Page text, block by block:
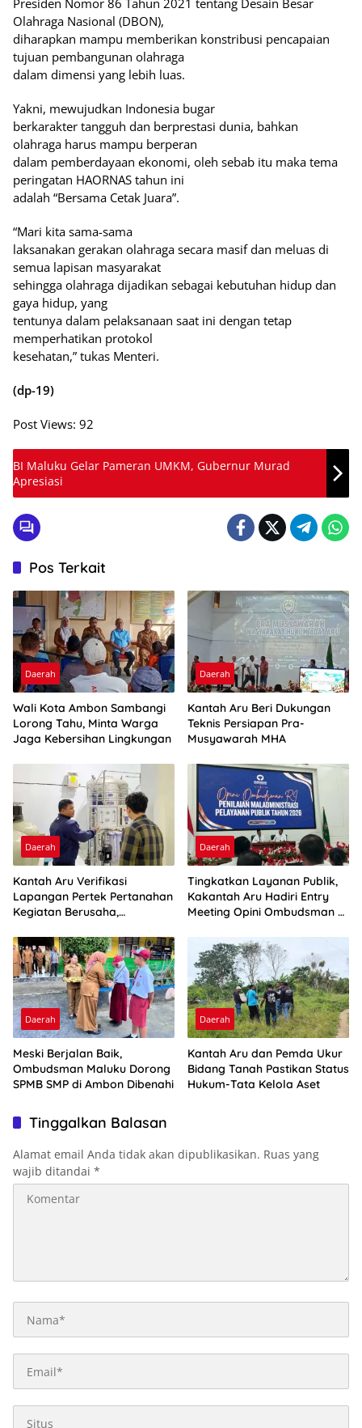
Presiden Nomor 86 Tahun 2021 tentang Desain Besar
Olahraga Nasional (DBON),
diharapkan mampu memberikan konstribusi pencapaian
tujuan pembangunan olahraga
dalam dimensi yang lebih luas.
Yakni, mewujudkan Indonesia bugar
berkarakter tangguh dan berprestasi dunia, bahkan
olahraga harus mampu berperan
dalam pemberdayaan ekonomi, oleh sebab itu maka tema
peringatan HAORNAS tahun ini
adalah “Bersama Cetak Juara”.
“Mari kita sama-sama
laksanakan gerakan olahraga secara masif dan meluas di
semua lapisan masyarakat
sehingga olahraga dijadikan sebagai kebutuhan hidup dan
gaya hidup, yang
tentunya dalam pelaksanaan saat ini dengan tetap
memperhatikan protokol
kesehatan,” tukas Menteri.
(dp-19)
Post Views: 92
BI Maluku Gelar Pameran UMKM, Gubernur Murad
Apresiasi
Pos Terkait
Daerah
Wali Kota Ambon Sambangi
Lorong Tahu, Minta Warga
Jaga Kebersihan Lingkungan
Daerah
Kantah Aru Beri Dukungan
Teknis Persiapan Pra-
Musyawarah MHA
Daerah
Kantah Aru Verifikasi
Lapangan Pertek Pertanahan
Kegiatan Berusaha,
Daerah
Tingkatkan Layanan Publik,
Kakantah Aru Hadiri Entry
Meeting Opini Ombudsman RI
Daerah
Meski Berjalan Baik,
Ombudsman Maluku Dorong
SPMB SMP di Ambon Dibenahi
Daerah
Kantah Aru dan Pemda Ukur
Bidang Tanah Pastikan Status
Hukum-Tata Kelola Aset
Tinggalkan Balasan
Alamat email Anda tidak akan dipublikasikan. Ruas yang
wajib ditandai *